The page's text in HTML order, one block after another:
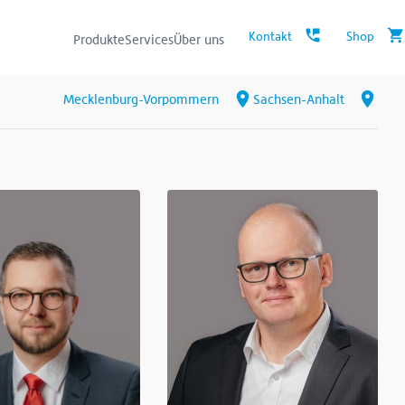
ProdukteServicesÜber uns
Mecklenburg-Vorpommern Sachsen-Anhalt